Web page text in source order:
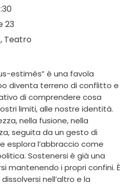
23
Teatro
estimés” è una favola
diventa terreno di conflitto e
di comprendere cosa
limiti, alle nostre identità.
nella fusione, nella
seguita da un gesto di
esplora l’abbraccio come
Sostenersi è già una
mantenendo i propri confini. È
nell’altro e la